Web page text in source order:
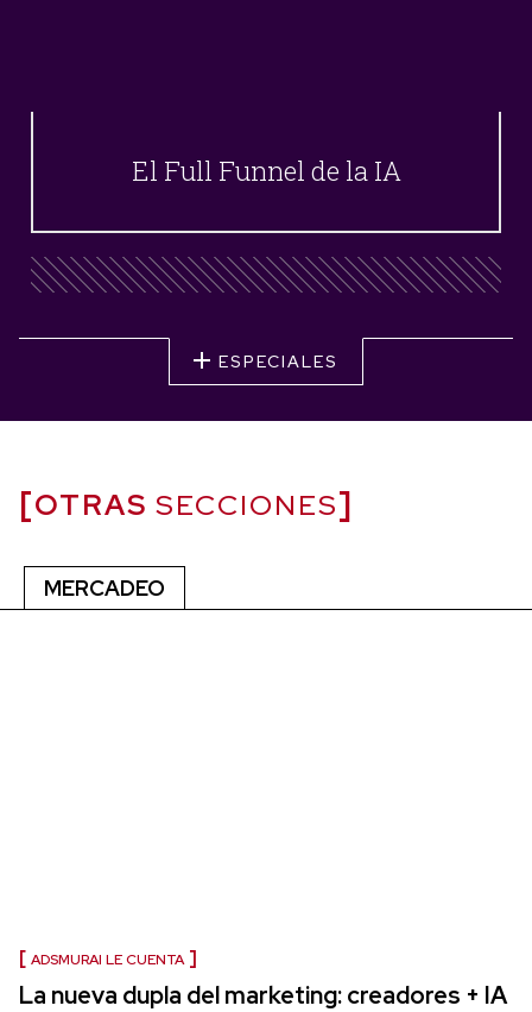
El Full Funnel de la IA
ESPECIALES
OTRAS SECCIONES
MERCADEO
ADSMURAI LE CUENTA
La nueva dupla del marketing: creadores + IA